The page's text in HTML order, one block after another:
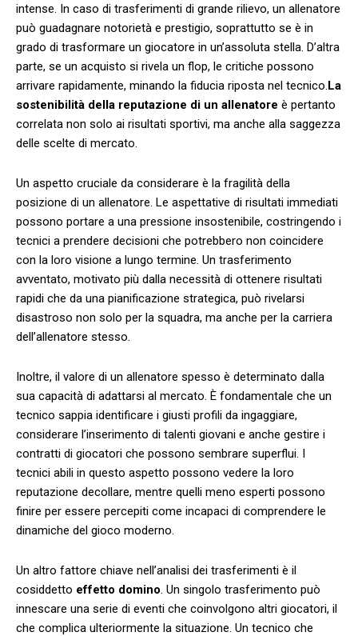
intense. In caso di trasferimenti di grande rilievo, un allenatore
può guadagnare notorietà e prestigio, soprattutto se è in
grado di trasformare un giocatore in un’assoluta stella. D’altra
parte, se un​ acquisto ⁤si rivela un flop, le critiche possono
arrivare rapidamente, minando la fiducia‌ riposta nel tecnico. La
⁤sostenibilità della reputazione di un allenatore è ⁢pertanto
correlata non solo ai risultati sportivi, ma anche​ alla saggezza
delle scelte di mercato.
Un aspetto⁤ cruciale da considerare è la fragilità della
posizione di un allenatore. Le aspettative di risultati ​immediati
possono portare a una ⁤pressione insostenibile, costringendo i
tecnici a prendere decisioni che potrebbero non⁤ coincidere
con la loro visione⁣ a lungo termine. Un trasferimento
avventato,⁢ motivato più ‌dalla necessità di ⁣ottenere risultati
rapidi che da una pianificazione strategica, può⁣ rivelarsi
disastroso non ​solo per la squadra, ma anche per la carriera
⁤dell’allenatore stesso.
Inoltre, il valore di un allenatore spesso ​è determinato dalla
sua ‌capacità di adattarsi​ al mercato. È fondamentale che un
tecnico ‌sappia identificare i giusti profili​ da ⁣ingaggiare,
considerare l’inserimento di talenti giovani e anche gestire ​i
contratti⁤ di giocatori che possono sembrare superflui. I
tecnici abili in questo aspetto ⁢possono vedere la loro
reputazione decollare, mentre quelli meno esperti possono
finire ⁤per essere percepiti come incapaci di comprendere⁤ le
dinamiche del gioco moderno.
Un altro fattore chiave nell’analisi dei trasferimenti è il
cosiddetto effetto domino . ‌Un⁤ singolo trasferimento può
innescare una serie ⁢di eventi che coinvolgono⁣ altri giocatori, il
che ⁤complica ulteriormente la situazione. Un tecnico che